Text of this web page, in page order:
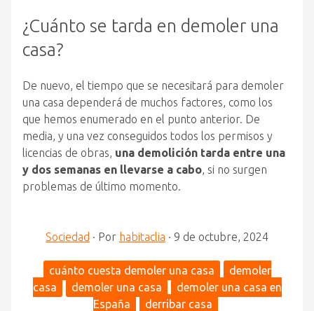
¿Cuánto se tarda en demoler una
casa?
De nuevo, el tiempo que se necesitará para demoler
una casa dependerá de muchos factores, como los
que hemos enumerado en el punto anterior. De
media, y una vez conseguidos todos los permisos y
licencias de obras, una demolición tarda entre una
y dos semanas en llevarse a cabo , si no surgen
problemas de último momento.
Sociedad · Por habitaclia · 9 de octubre, 2024
cuánto cuesta demoler una casa
demoler
casa
demoler una casa
demoler una casa en
España
derribar casa